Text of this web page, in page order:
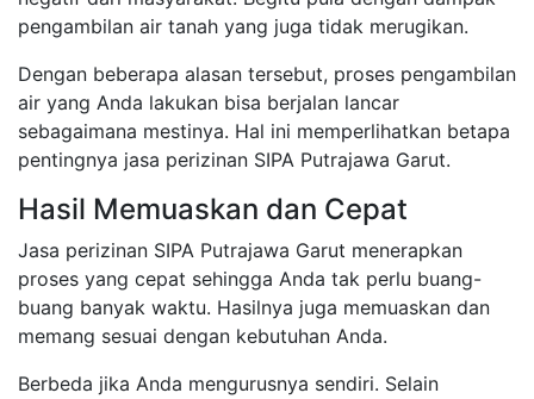
pengambilan air tanah yang juga tidak merugikan.
Dengan beberapa alasan tersebut, proses pengambilan
air yang Anda lakukan bisa berjalan lancar
sebagaimana mestinya. Hal ini memperlihatkan betapa
pentingnya jasa perizinan SIPA Putrajawa Garut.
Hasil Memuaskan dan Cepat
Jasa perizinan SIPA Putrajawa Garut menerapkan
proses yang cepat sehingga Anda tak perlu buang-
buang banyak waktu. Hasilnya juga memuaskan dan
memang sesuai dengan kebutuhan Anda.
Berbeda jika Anda mengurusnya sendiri. Selain